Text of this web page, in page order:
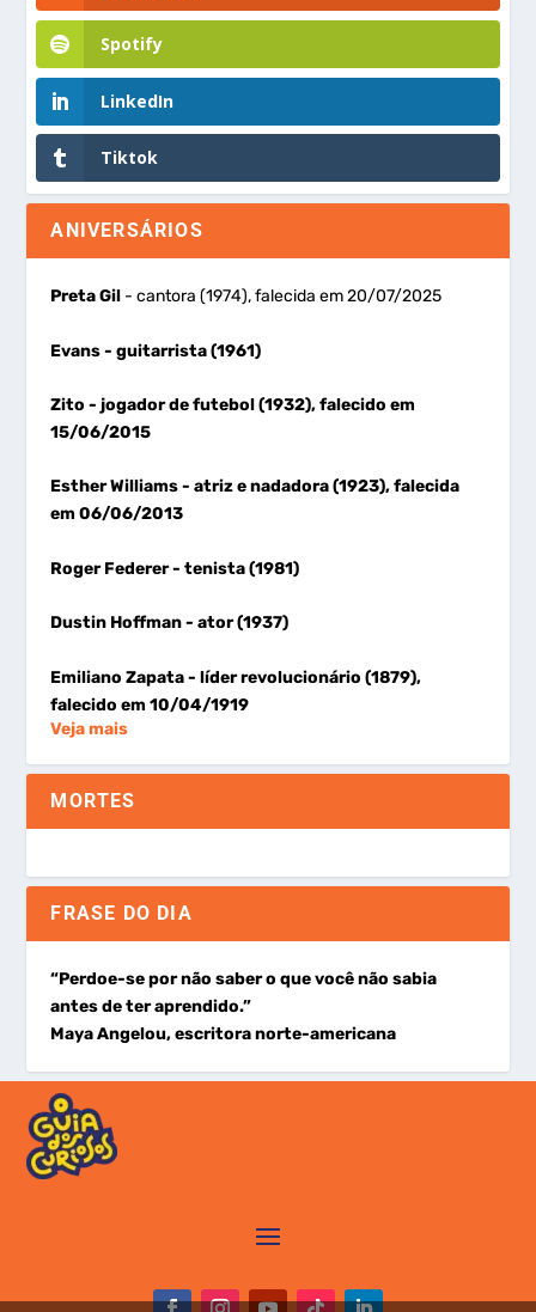
Spotify
LinkedIn
Tiktok
ANIVERSÁRIOS
Preta Gil - cantora (1974), falecida em 20/07/2025
Evans- guitarrista (1961)
Zito- jogador de futebol (1932), falecido em
15/06/2015
Esther Williams- atriz e nadadora (1923), falecida
em 06/06/2013
Roger Federer- tenista (1981)
Dustin Hoffman- ator (1937)
Emiliano Zapata- líder revolucionário (1879),
falecido em 10/04/1919
Veja mais
MORTES
FRASE DO DIA
“Perdoe-se por não saber o que você não sabia
antes de ter aprendido.”
Maya Angelou, escritora norte-americana